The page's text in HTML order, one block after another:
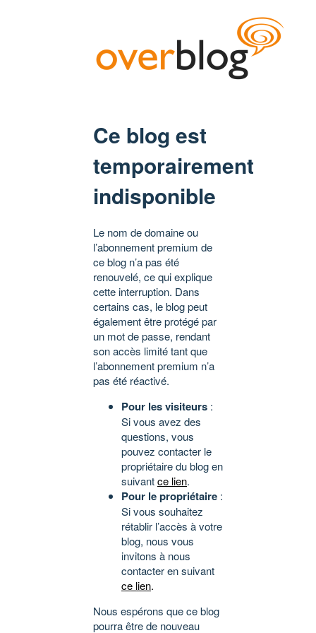
Ce blog est
temporairement
indisponible
Le nom de domaine ou
l’abonnement premium de
ce blog n’a pas été
renouvelé, ce qui explique
cette interruption. Dans
certains cas, le blog peut
également être protégé par
un mot de passe, rendant
son accès limité tant que
l’abonnement premium n’a
pas été réactivé.
Pour les visiteurs :
Si vous avez des
questions, vous
pouvez contacter le
propriétaire du blog en
suivantce lien.
Pour le propriétaire :
Si vous souhaitez
rétablir l’accès à votre
blog, nous vous
invitons à nous
contacter en suivant
ce lien.
Nous espérons que ce blog
pourra être de nouveau